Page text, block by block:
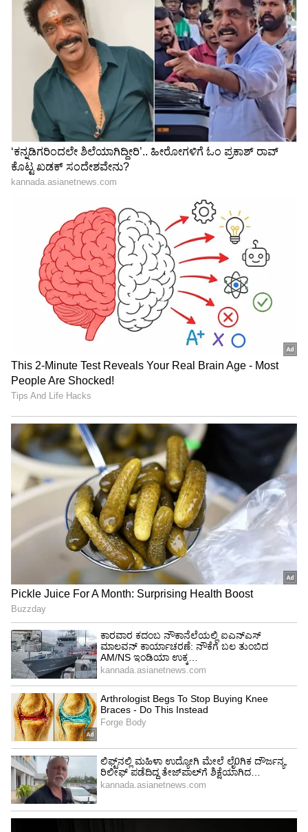
ಪನೀರ್ ಪ್ರಿಯರಿಗೆ ಶಾಕ್​: ಇನ್ಮುಂದೆ
ಮಾರಿದ್ರೆ ಜೈಲು ಶಿಕ್ಷೆ! 'ಮಹಾ'
ನಿರ್ಧಾರ- ಏನಿದು Analogue
Paneer
ಪತ್ನಿಯ ಓದಿಗಾಗಿ ಕೂಲಿಯನ್ನೂ
ಮಾಡಿದ, ಜಮೀನೂ ಮಾರಿದ:
ಕೆಲಸ ಸಿಕ್ಕ ಮೇಲೆ ಸತಿ
ಶಿರೋಮಣಿ ಮಾಡಿದ್ದೇನು
ಗರ್ಲ್ ಫ್ರೆಂಡ್ ಭೇಟಿಗೆ ಮನೆಗೆ
ಬಂದವ ವಾಪಸ್ ಆಗ್ಲಿಲ್ಲ !
ಇನ್ಸ್ಟಾಗ್ರಾಮ್ ಲವ್ ಸ್ಟೋರಿಯಲ್ಲಿ
'ಇದು ನನ್ನ ಕೊನೆಯ ಪೋಸ್ಟ್'​:
CJP ಪ್ರತಿಭಟನೆ ವೇಳೆ
ವಿವಾದಕ್ಕೀಡಾಗಿದ್ದ ಇನ್​ಫ್ಲುಯೆನ್ಸರ್​
ಶ್ರದ್ಧಾ ಸಿಂಗ್ ಮಾತು
LATEST VIDEOS
ಕನಕೋತ್ಸವದಲ್ಲಿ ರಿಷಬ್ ಶೆಟ್ಟಿ | Rishab
Shetty speech | Suvarna News
ಶೇ.50 ರಿಂದ ಶೇ.18 ಕ್ಕೆ TAX ಇಳಿಕೆ: ಮೋದಿ-
ಟ್ರಂಪ್ ಐತಿಹಾಸಿಕ ಒಪ್ಪಂದ | India US
Trade Deal | Party Rounds